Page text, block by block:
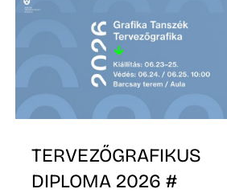
TERVEZŐGRAFIKUS
DIPLOMA 2026 #